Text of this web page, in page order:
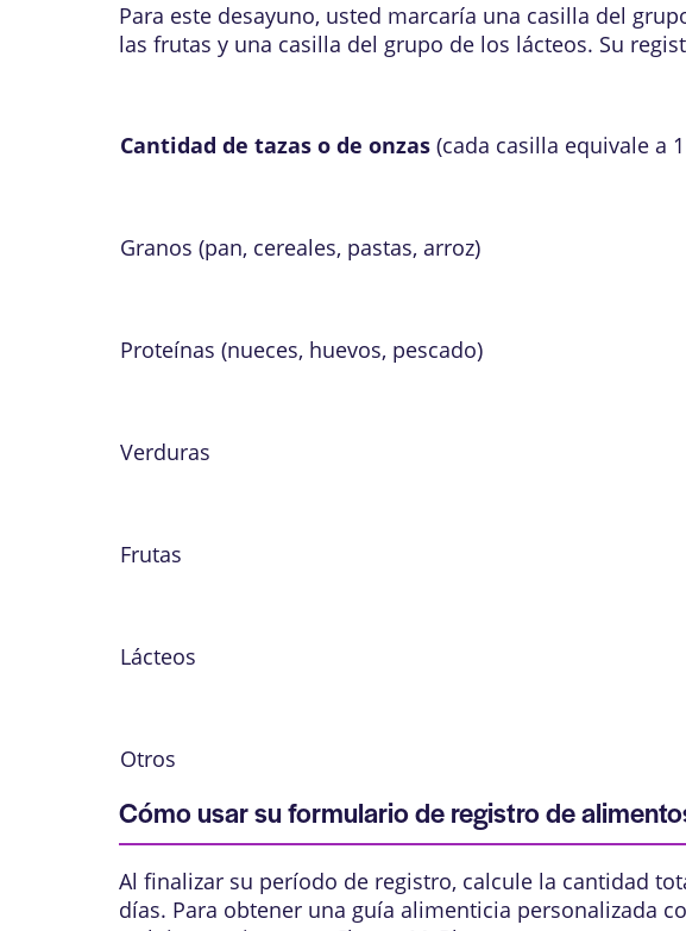
Para este desayuno, usted marcaría una casilla del
las frutas y una casilla del grupo de los lácteos. Su
Cantidad de tazas o de onzas(cada casilla equivale a
Granos (pan, cereales, pastas, arroz)
Proteínas (nueces, huevos, pescado)
Verduras
Frutas
Lácteos
Otros
Cómo usar su formulario de registro de
Al finalizar su período de registro, calcule la cantidad
días. Para obtener una guía alimenticia personalizada